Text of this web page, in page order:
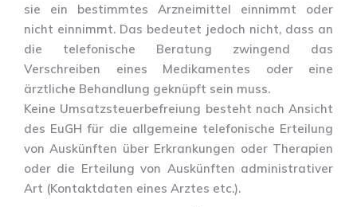
sie ein bestimmtes Arzneimittel einnimmt oder
nicht einnimmt. Das bedeutet jedoch nicht, dass an
die telefonische Beratung zwingend das
Verschreiben eines Medikamentes oder eine
ärztliche Behandlung geknüpft sein muss.
Keine Umsatzsteuerbefreiung besteht nach Ansicht
des EuGH für die allgemeine telefonische Erteilung
von Auskünften über Erkrankungen oder Therapien
oder die Erteilung von Auskünften administrativer
Art (Kontaktdaten eines Arztes etc.).